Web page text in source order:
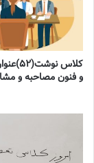
کلاس
و فنون مصاحبه و